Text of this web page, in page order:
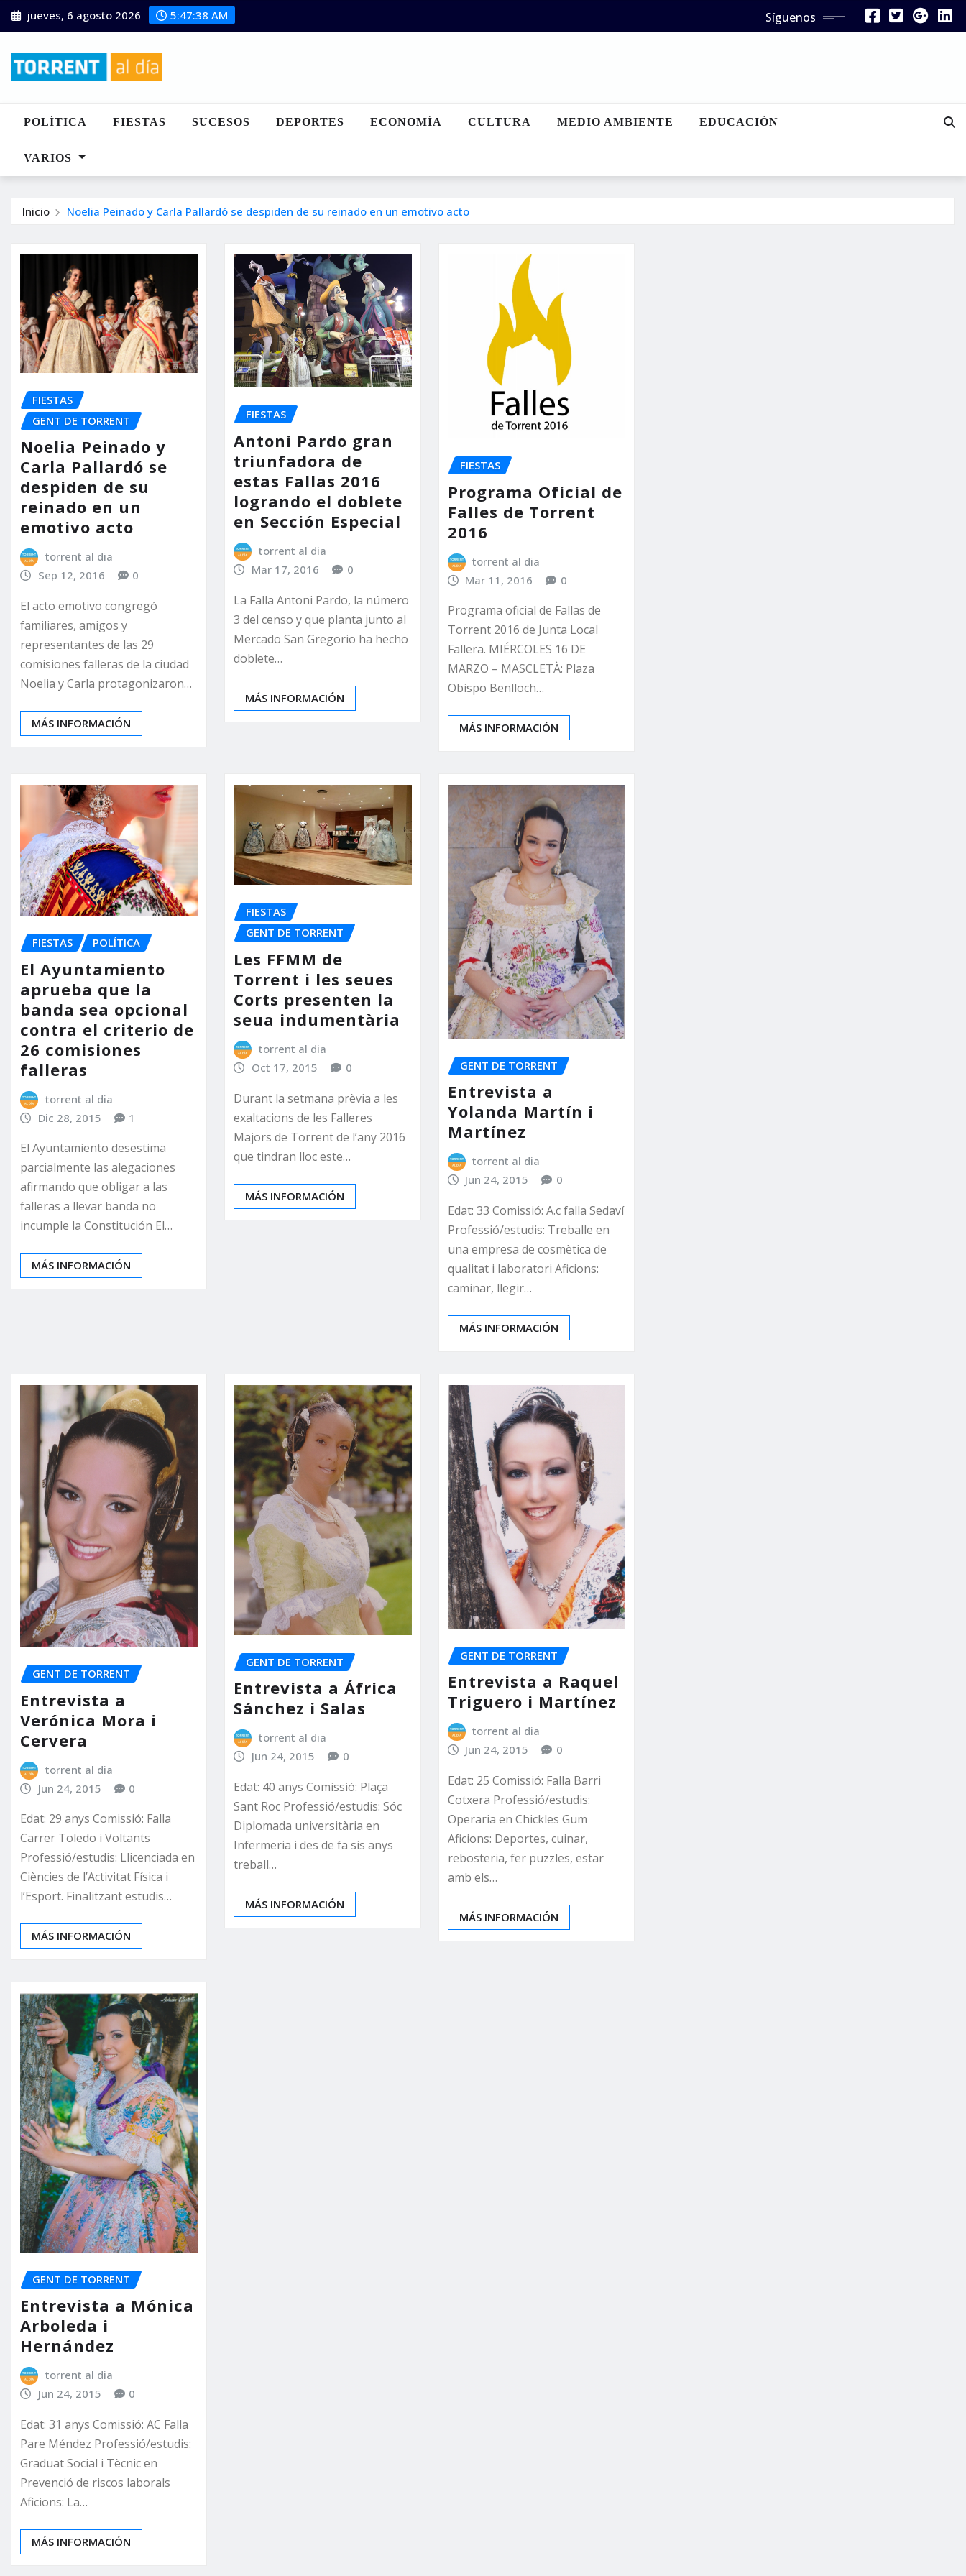
Saltar
al
jueves, 6 agosto 2026 5:47:39 AM Síguenos
POLÍTICA FIESTAS SUCESOS DEPORTES ECONOMÍA CULTURA MEDIO AMBIENTE EDUCACIÓN
VARIOS
Inicio Noelia Peinado y Carla Pallardó se despiden de su reinado en un emotivo acto
FIESTAS
GENT DE TORRENT
Noelia Peinado y
Carla Pallardó se
despiden de su
reinado en un
emotivo acto
torrent al dia
Sep 12, 2016
0
El acto emotivo congregó
familiares, amigos y
representantes de las 29
comisiones falleras de la ciudad
Noelia y Carla protagonizaron…
MÁS INFORMACIÓN
FIESTAS
Antoni Pardo gran
triunfadora de
estas Fallas 2016
logrando el doblete
en Sección Especial
torrent al dia
Mar 17, 2016
0
La Falla Antoni Pardo, la número
3 del censo y que planta junto al
Mercado San Gregorio ha hecho
doblete…
MÁS INFORMACIÓN
FIESTAS
Programa Oficial de
Falles de Torrent
2016
torrent al dia
Mar 11, 2016
0
Programa oficial de Fallas de
Torrent 2016 de Junta Local
Fallera. MIÉRCOLES 16 DE
MARZO – MASCLETÀ: Plaza
Obispo Benlloch…
MÁS INFORMACIÓN
FIESTAS POLÍTICA
El Ayuntamiento
aprueba que la
banda sea opcional
contra el criterio de
26 comisiones
falleras
torrent al dia
Dic 28, 2015
1
El Ayuntamiento desestima
parcialmente las alegaciones
afirmando que obligar a las
falleras a llevar banda no
incumple la Constitución El…
MÁS INFORMACIÓN
FIESTAS
GENT DE TORRENT
Les FFMM de
Torrent i les seues
Corts presenten la
seua indumentària
torrent al dia
Oct 17, 2015
0
Durant la setmana prèvia a les
exaltacions de les Falleres
Majors de Torrent de l’any 2016
que tindran lloc este…
MÁS INFORMACIÓN
GENT DE TORRENT
Entrevista a
Yolanda Martín i
Martínez
torrent al dia
Jun 24, 2015
0
Edat: 33 Comissió: A.c falla Sedaví
Professió/estudis: Treballe en
una empresa de cosmètica de
qualitat i laboratori Aficions:
caminar, llegir…
MÁS INFORMACIÓN
GENT DE TORRENT
Entrevista a
Verónica Mora i
Cervera
torrent al dia
Jun 24, 2015
0
Edat: 29 anys Comissió: Falla
Carrer Toledo i Voltants
Professió/estudis: Llicenciada en
Ciències de l’Activitat Física i
l’Esport. Finalitzant estudis…
MÁS INFORMACIÓN
GENT DE TORRENT
Entrevista a África
Sánchez i Salas
torrent al dia
Jun 24, 2015
0
Edat: 40 anys Comissió: Plaça
Sant Roc Professió/estudis: Sóc
Diplomada universitària en
Infermeria i des de fa sis anys
treball…
MÁS INFORMACIÓN
GENT DE TORRENT
Entrevista a Raquel
Triguero i Martínez
torrent al dia
Jun 24, 2015
0
Edat: 25 Comissió: Falla Barri
Cotxera Professió/estudis:
Operaria en Chickles Gum
Aficions: Deportes, cuinar,
rebosteria, fer puzzles, estar
amb els…
MÁS INFORMACIÓN
GENT DE TORRENT
Entrevista a Mónica
Arboleda i
Hernández
torrent al dia
Jun 24, 2015
0
Edat: 31 anys Comissió: AC Falla
Pare Méndez Professió/estudis:
Graduat Social i Tècnic en
Prevenció de riscos laborals
Aficions: La…
MÁS INFORMACIÓN